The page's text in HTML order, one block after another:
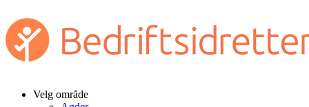
Velg område